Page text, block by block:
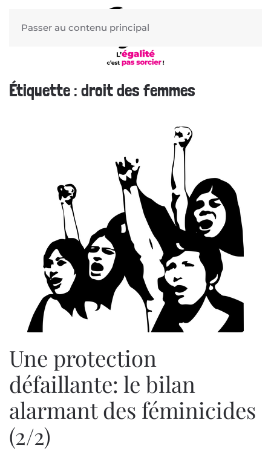
Passer au contenu principal
Étiquette : droit des femmes
Une protection
défaillante: le bilan
alarmant des féminicides
(2/2)